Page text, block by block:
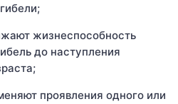
жизнеспособность
до наступления
проявления одного или